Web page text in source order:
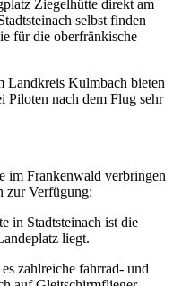
Ziegelhütte direkt am
selbst finden
für die oberfränkische
Landkreis Kulmbach bieten
Piloten nach dem Flug sehr
im Frankenwald verbringen
zur Verfügung:
in Stadtsteinach ist die
liegt.
zahlreiche fahrrad- und